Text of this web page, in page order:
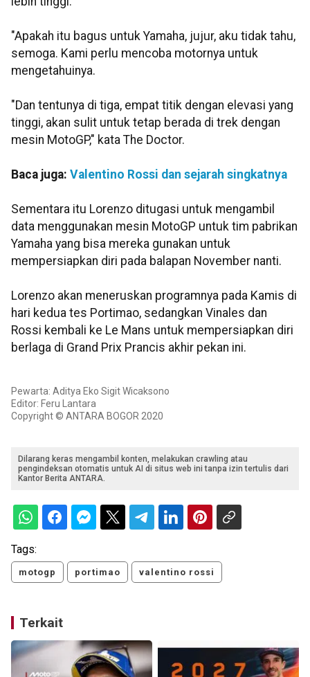
"Apakah itu bagus untuk Yamaha, jujur, aku tidak tahu,
semoga. Kami perlu mencoba motornya untuk
mengetahuinya.
"Dan tentunya di tiga, empat titik dengan elevasi yang
tinggi, akan sulit untuk tetap berada di trek dengan
mesin MotoGP," kata The Doctor.
Baca juga: Valentino Rossi dan sejarah singkatnya
Sementara itu Lorenzo ditugasi untuk mengambil
data menggunakan mesin MotoGP untuk tim pabrikan
Yamaha yang bisa mereka gunakan untuk
mempersiapkan diri pada balapan November nanti.
Lorenzo akan meneruskan programnya pada Kamis di
hari kedua tes Portimao, sedangkan Vinales dan
Rossi kembali ke Le Mans untuk mempersiapkan diri
berlaga di Grand Prix Prancis akhir pekan ini.
Pewarta: Aditya Eko Sigit Wicaksono
Editor: Feru Lantara
Copyright © ANTARA BOGOR 2020
Dilarang keras mengambil konten, melakukan crawling atau
pengindeksan otomatis untuk AI di situs web ini tanpa izin tertulis dari
Kantor Berita ANTARA.
Tags:
motogp portimao valentino rossi
Terkait